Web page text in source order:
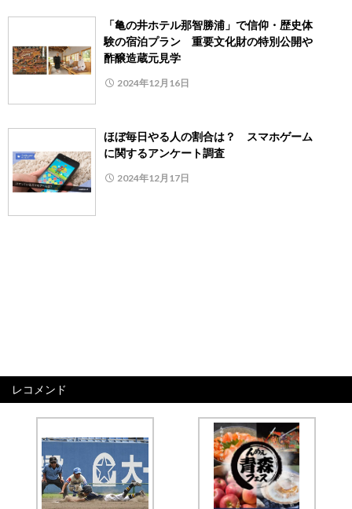
「亀の井ホテル那智勝浦」で信仰・歴史体
験の宿泊プラン 重要文化財の特別公開や
酢醸造蔵元見学
2024年12月16日
ほぼ毎日やる人の割合は？ スマホゲーム
に関するアンケート調査
2024年12月17日
レコメンド